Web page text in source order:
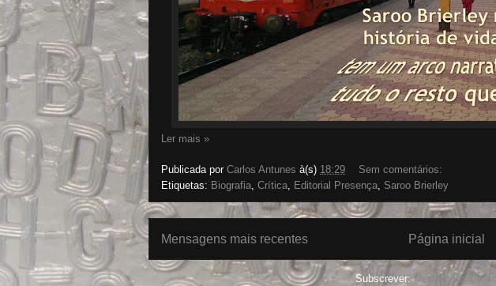
Ler mais »
Publicada por Carlos Antunes à(s) 18:29
Sem comentários:
Etiquetas: Biografia Crítica Editorial Presença Saroo Brierley
Mensagens mais recentes Página inicial
Subscrever:Mensagens (Atom)